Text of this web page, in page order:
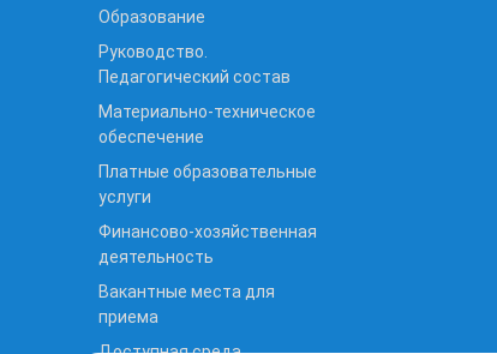
Образование
Руководство.
Педагогический состав
Материально-техническое
обеспечение
Платные образовательные
услуги
Финансово-хозяйственная
деятельность
Вакантные места для
приема